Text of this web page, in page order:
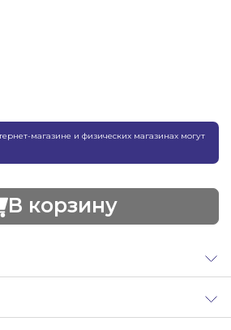
магазине и физических магазинах могут
В корзину